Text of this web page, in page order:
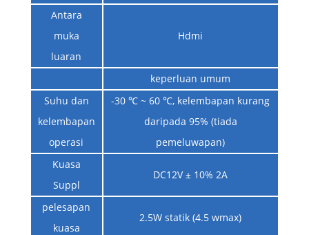
Antara
muka
luaran
Hdmi
keperluan umum
Suhu dan
kelembapan
operasi
-30 ℃ ~ 60 ℃, kelembapan kurang
daripada 95% (tiada
pemeluwapan)
Kuasa
Suppl
DC12V ± 10% 2A
pelesapan
kuasa
2.5W statik (4.5 wmax)